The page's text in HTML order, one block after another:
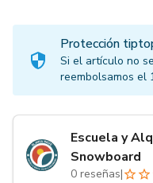
Protección
Si el artículo no
reembolsamos el
Escuela y
Snowboard
0 reseñas|